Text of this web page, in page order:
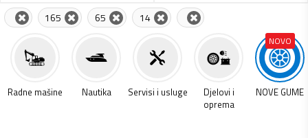
165 65 14
Radne mašine Nautika Servisi i usluge
Djelovi i
oprema
NOVO
NOVE GUME